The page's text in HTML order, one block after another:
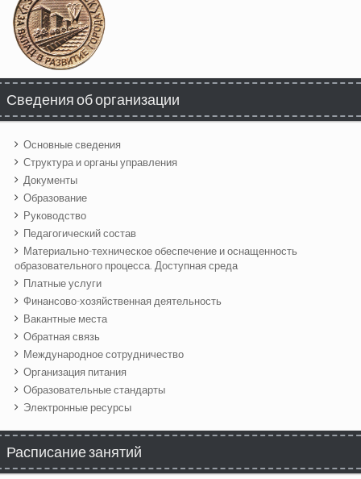
Сведения об организации
Основные сведения
Структура и органы управления
Документы
Образование
Руководство
Педагогический состав
Материально-техническое обеспечение и оснащенность
образовательного процесса. Доступная среда
Платные услуги
Финансово-хозяйственная деятельность
Вакантные места
Обратная связь
Международное сотрудничество
Организация питания
Образовательные стандарты
Электронные ресурсы
Расписание занятий